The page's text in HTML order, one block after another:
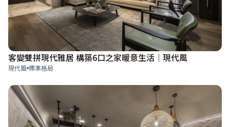
客變雙拼現代雅居 構築6口之家暖意生活│現代風
現代風 標準格局